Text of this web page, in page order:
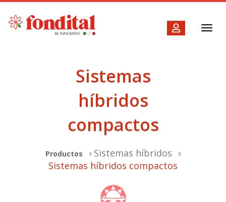
Sistemas
híbridos
compactos
Productos
Sistemas híbridos
Sistemas híbridos compactos